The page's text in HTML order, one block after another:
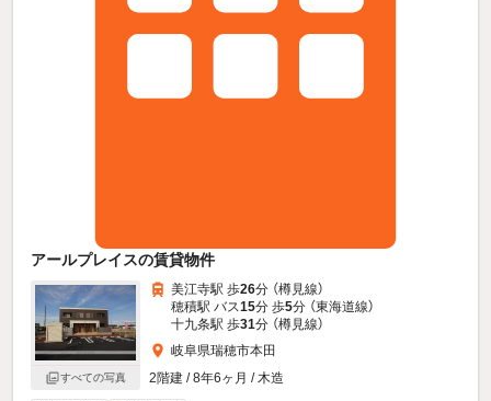
アールプレイスの賃貸物件
すべての写真
美江寺駅 歩26分 （樽見線）
穂積駅 バス15分 歩5分 （東海道線）
十九条駅 歩31分 （樽見線）
岐阜県瑞穂市本田
2階建 / 8年6ヶ月 / 木造